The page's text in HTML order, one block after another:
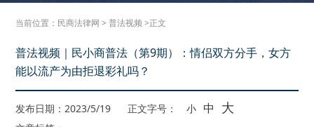
当前位置： 民商法律网 >普法视频 >正文
普法视频｜民小商普法（第9期）：情侣双方分手，女方
能以流产为由拒退彩礼吗？
发布日期：2023/5/19 正文字号： 小 中 大